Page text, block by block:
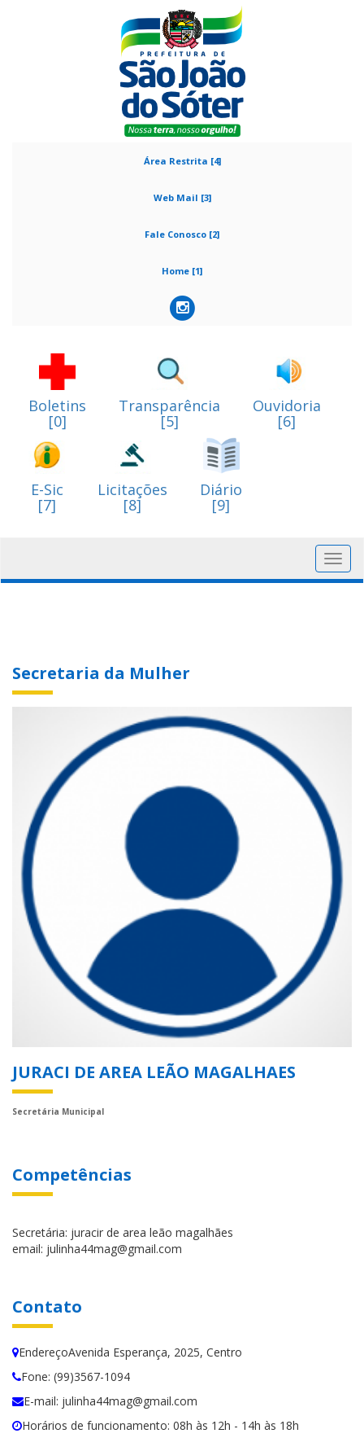
Área Restrita [4]
Web Mail [3]
Fale Conosco [2]
Home [1]
Boletins
[0]
Transparência
[5]
Ouvidoria
[6]
E-Sic
[7]
Licitações
[8]
Diário
[9]
Secretaria da Mulher
JURACI DE AREA LEÃO MAGALHAES
Secretária Municipal
Competências
Secretária: juracir de area leão magalhães
email: julinha44mag@gmail.com
Contato
EndereçoAvenida Esperança, 2025, Centro
Fone: (99)3567-1094
E-mail: julinha44mag@gmail.com
Horários de funcionamento: 08h às 12h - 14h às 18h